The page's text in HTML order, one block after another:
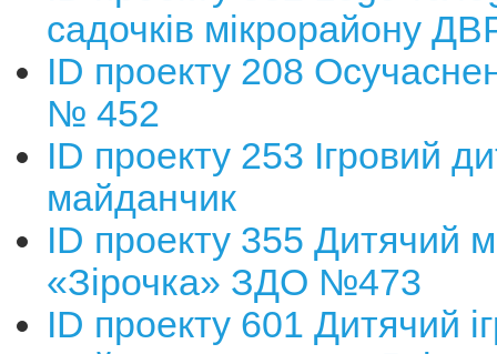
садочків мікрорайону
ID проекту 208
№ 452
ID проекту 253 Ігровий
майданчик
ID проекту 355 Дитячий
«Зірочка» ЗДО №473
ID проекту 601 Дитячий